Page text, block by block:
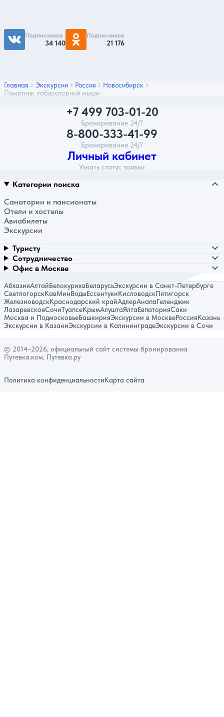
Подписчиков
34 140
Подписчиков
21 176
Главная Экскурсии Россия
Новосибирск
Памятник лабораторной мыши
+7 499 703-01-20
Бронирование 24/7
8-800-333-41-99
Бронирование 24/7
Личный кабинет
Узнать статус заявки
Категории поиска
Санатории и пансионаты
Отели и хостелы
Авиабилеты
Экскурсии
Туристу
Сотрудничество
Офис в Москве
АбхазияАлтайБелокурихаБеларусьЭкскурсии в Санкт-Петербурге
СветлогорскКавМинВодыЕссентукиКисловодскПятигорск
ЖелезноводскКраснодарский крайАдлерАнапаГеленджик
ЛазаревскоеСочиТуапсеКрымАлуштаЯлтаЕвпаторияСаки
Москва и ПодмосковьеБашкирияЭкскурсии в МосквеРоссияКазань
Экскурсии в КазаниЭкскурсии в КалининградеЭкскурсии в Сочи
© 2014–2026, официальный сайт системы бронирования
Путевка.ком, Путевка.ру
Политика конфиденциальностиКарта сайта